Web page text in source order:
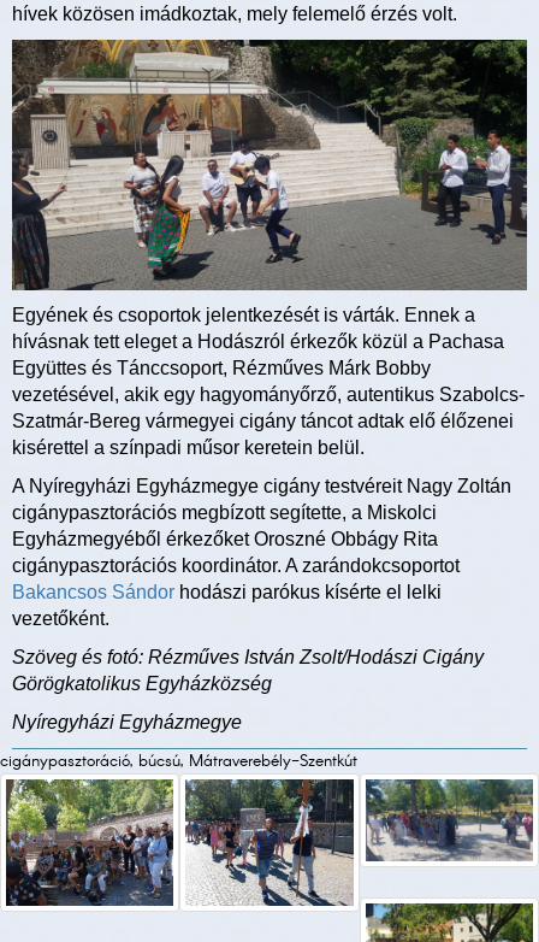
hívek közösen imádkoztak, mely felemelő érzés volt.
Egyének és csoportok jelentkezését is várták. Ennek a
hívásnak tett eleget a Hodászról érkezők közül a Pachasa
Együttes és Tánccsoport, Rézműves Márk Bobby
vezetésével, akik egy hagyományőrző, autentikus Szabolcs-
Szatmár-Bereg vármegyei cigány táncot adtak elő élőzenei
kisérettel a színpadi műsor keretein belül.
A Nyíregyházi Egyházmegye cigány testvéreit Nagy Zoltán
cigánypasztorációs megbízott segítette, a Miskolci
Egyházmegyéből érkezőket Oroszné Obbágy Rita
cigánypasztorációs koordinátor. A zarándokcsoportot
Bakancsos Sándor hodászi parókus kísérte el lelki
vezetőként.
Szöveg és fotó: Rézműves István Zsolt/Hodászi Cigány
Görögkatolikus Egyházközség
Nyíregyházi Egyházmegye
cigánypasztoráció, búcsú, Mátraverebély-Szentkút